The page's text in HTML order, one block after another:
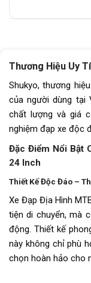
Thương Hiệu Uy
Shukyo, thương
của người dùng tại
chất lượng và giá
nghiệm đạp xe độc
Đặc Điểm Nổi Bật
24 Inch
Thiết Kế Độc Đáo –
Xe Đạp Địa Hình
tiện di chuyển, mà
động. Thiết kế
này không chỉ phù
chọn hoàn hảo cho